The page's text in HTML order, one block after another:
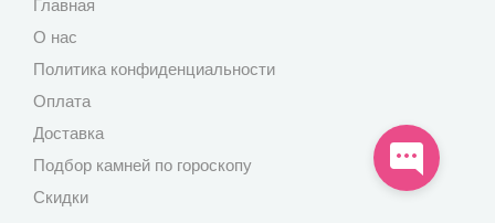
Главная
О нас
Политика конфиденциальности
Оплата
Доставка
Подбор камней по гороскопу
Скидки